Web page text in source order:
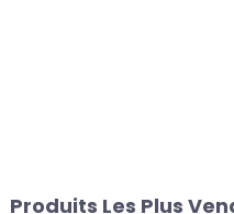
Produits Les Plus